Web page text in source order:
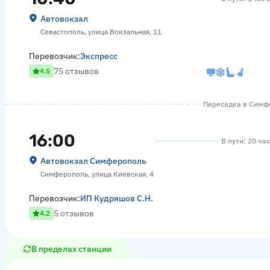
Автовокзал
Севастополь, улица Вокзальная, 11
Перевозчик:Экспресс
4.5 75 отзывов
Пересадка в
16:00
Автовокзал Симферополь
Симферополь, улица Киевская, 4
В пути: 20
Перевозчик:ИП Кудряшов С.Н.
4.2 5 отзывов
В пределах станции